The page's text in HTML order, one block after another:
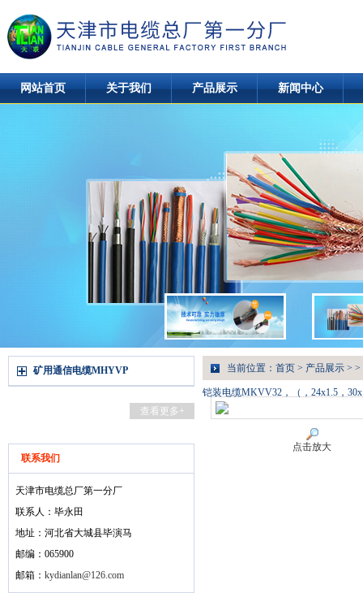
网站首页 关于我们 产品展示 新闻中心
矿用通信电缆MHYVP
查看更多+
联系我们
天津市电缆总厂第一分厂
联系人：毕永田
地址：河北省大城县毕演马
邮编：065900
邮箱： kydianlan@126.com
当前位置： 首页 > 产品展示 > >
铠装电缆MKVV32，（，24x1.5，
点击放大